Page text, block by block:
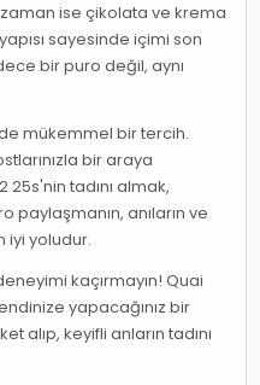
ise çikolata ve krema
sayesinde içimi son
bir puro değil, aynı
mükemmel bir tercih.
bir araya
tadını almak,
paylaşmanın, anıların ve
iyi yoludur.
kaçırmayın! Quai
yapacağınız bir
alıp, keyifli anların tadını